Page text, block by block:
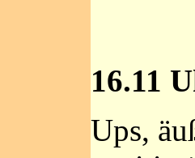
16.11
Ups,